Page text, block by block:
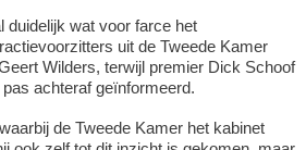
duidelijk wat voor farce het
uit de Tweede Kamer
Wilders, terwijl premier Dick Schoof
achteraf geïnformeerd.
de Tweede Kamer het kabinet